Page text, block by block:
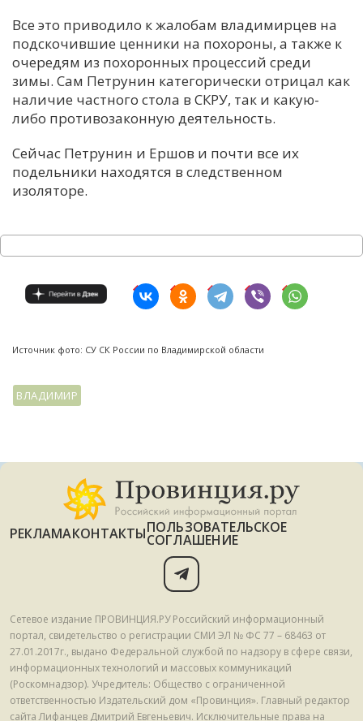
Все это приводило к жалобам владимирцев на
подскочившие ценники на похороны, а также к
очередям из похоронных процессий среди
зимы. Сам Петрунин категорически отрицал как
наличие частного стола в СКРУ, так и какую-
либо противозаконную деятельность.
Сейчас Петрунин и Ершов и почти все их
подельники находятся в следственном
изоляторе.
Источник фото: СУ СК России по Владимирской области
ВЛАДИМИР
РЕКЛАМАКОНТАКТЫПОЛЬЗОВАТЕЛЬСКОЕ
СОГЛАШЕНИЕ
Сетевое издание ПРОВИНЦИЯ.РУ Российский информационный
портал, свидетельство о регистрации СМИ ЭЛ № ФС 77 – 68463 от
27.01.2017г., выдано Федеральной службой по надзору в сфере связи,
информационных технологий и массовых коммуникаций
(Роскомнадзор). Учредитель: Общество с ограниченной
ответственностью Издательский дом «Провинция». Главный редактор
сайта Лифанцев Дмитрий Евгеньевич. Исключительные права на